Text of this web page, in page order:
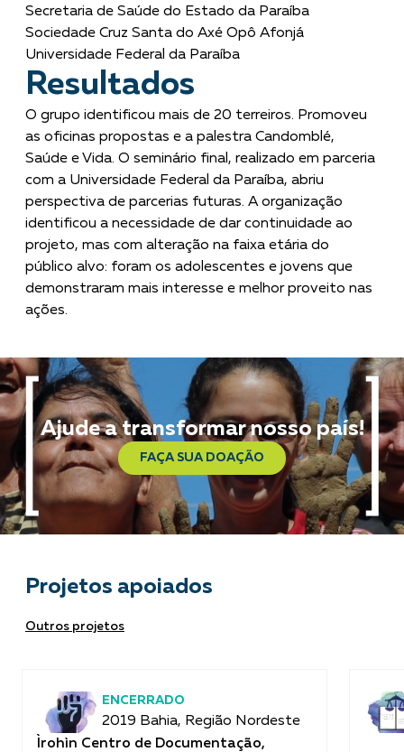
Secretaria de Saúde do Estado da Paraíba
Sociedade Cruz Santa do Axé Opô Afonjá
Universidade Federal da Paraíba
Resultados
O grupo identificou mais de 20 terreiros. Promoveu
as oficinas propostas e a palestra Candomblé,
Saúde e Vida. O seminário final, realizado em parceria
com a Universidade Federal da Paraíba, abriu
perspectiva de parcerias futuras. A organização
identificou a necessidade de dar continuidade ao
projeto, mas com alteração na faixa etária do
público alvo: foram os adolescentes e jovens que
demonstraram mais interesse e melhor proveito nas
ações.
Ajude a transformar nosso país!
FAÇA SUA DOAÇÃO
Projetos apoiados
Outros projetos
ENCERRADO
2019 Bahia, Região Nordeste
Ìrohìn Centro de Documentação,